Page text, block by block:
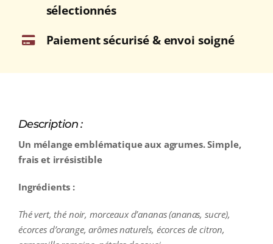
sélectionnés
Paiement sécurisé & envoi soigné
Description :
Un mélange emblématique aux agrumes. Simple,
frais et irrésistible
Ingrédients :
Thé vert, thé noir, morceaux d’ananas (ananas, sucre),
écorces d’orange, arômes naturels, écorces de citron,